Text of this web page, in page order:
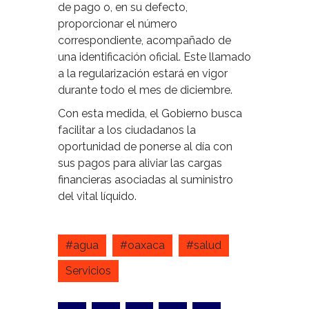
de pago o, en su defecto,
proporcionar el número
correspondiente, acompañado de
una identificación oficial. Este llamado
a la regularización estará en vigor
durante todo el mes de diciembre.
Con esta medida, el Gobierno busca
facilitar a los ciudadanos la
oportunidad de ponerse al día con
sus pagos para aliviar las cargas
financieras asociadas al suministro
del vital líquido.
#agua #oaxaca
#salud
Servicios